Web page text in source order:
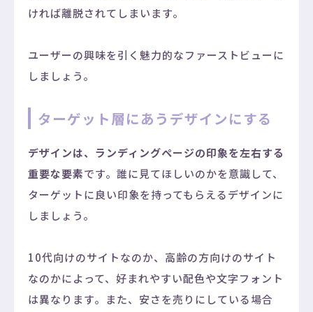
ければ離脱されてしまいます。
ユーザーの興味を引く魅力的なファーストビューに
しましょう。
ターゲット層にあうデザインにする
デザインは、ランディングページの印象を左右する
重要な要素です。誰に見てほしいのかを意識して、
ターゲットに良い印象を持ってもらえるデザインに
しましょう。
10代向けのサイトなのか、高齢の方向けのサイト
なのかによって、好まれやすい配色や文字フォント
は異なります。また、安さを売りにしている場合